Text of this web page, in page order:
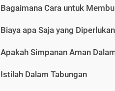
Bagaimana Cara untuk
Biaya apa Saja yang
Apakah Simpanan Aman
Istilah Dalam Tabungan